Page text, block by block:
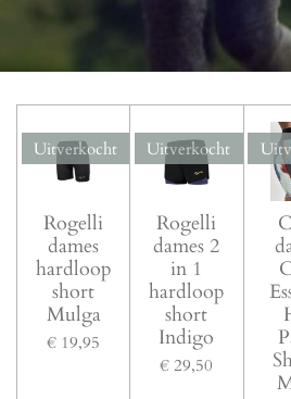
Uitverkocht
Rogelli
dames
hardloop
short
Mulga
€ 19,95
Uitverkocht
Rogelli
dames 2
in 1
hardloop
short
Indigo
€ 29,50